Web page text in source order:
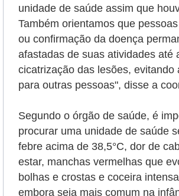
unidade de saúde assim que
Também orientamos que
ou confirmação da doença
afastadas de suas atividades até
cicatrização das lesões, evitando
para outras pessoas", disse a
Segundo o órgão de saúde, é
procurar uma unidade de saúde
febre acima de 38,5°C, dor de
estar, manchas vermelhas que
bolhas e crostas e coceira
embora seja mais comum na